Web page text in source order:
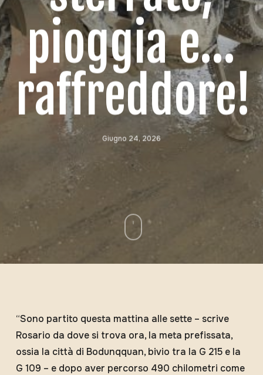
pioggia e…
raffreddore!
Giugno 24, 2026
“Sono partito questa mattina alle sette – scrive
Rosario da dove si trova ora, la meta prefissata,
ossia la città di Bodunqquan, bivio tra la G 215 e la
G 109 – e dopo aver percorso 490 chilometri come